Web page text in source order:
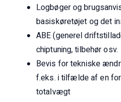
Logbøger og
basiskøretøjet og det
ABE (generel
chiptuning, tilbehør osv.
Bevis for tekniske
f.eks. i tilfælde af en
totalvægt